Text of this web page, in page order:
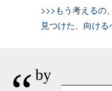
>>>もう考えるの
見つけた、向け
by